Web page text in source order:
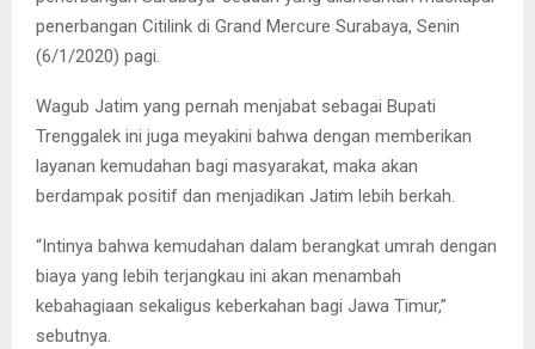
penerbangan Citilink di Grand Mercure Surabaya, Senin
(6/1/2020) pagi.
Wagub Jatim yang pernah menjabat sebagai Bupati
Trenggalek ini juga meyakini bahwa dengan memberikan
layanan kemudahan bagi masyarakat, maka akan
berdampak positif dan menjadikan Jatim lebih berkah.
“Intinya bahwa kemudahan dalam berangkat umrah dengan
biaya yang lebih terjangkau ini akan menambah
kebahagiaan sekaligus keberkahan bagi Jawa Timur,”
sebutnya.